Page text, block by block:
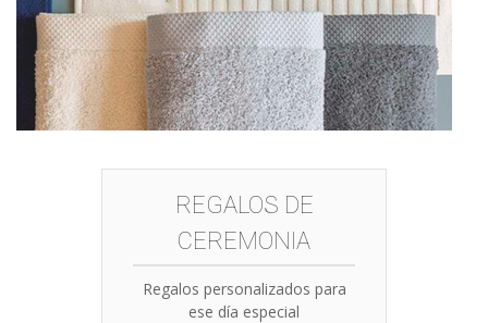
REGALOS DE
CEREMONIA
Regalos personalizados para
ese día especial